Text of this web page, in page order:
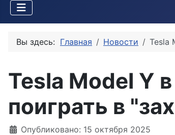
Вы здесь: Главная Новости Tesla
Tesla Model Y
поиграть в
Информация о материале
Опубликовано: 15 октября 2025